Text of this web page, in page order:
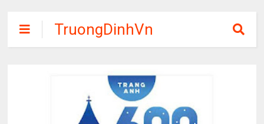
TruongDinhVn
Chia sẽ ebook,
phần mềm học
tập miễn phí